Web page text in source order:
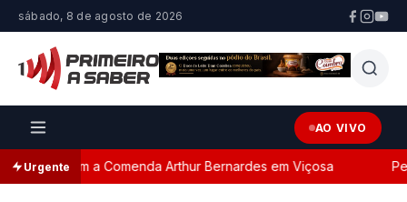
sábado, 8 de agosto de 2026
AO VIVO
Urgente
com a Comenda Arthur Bernardes em Viçosa